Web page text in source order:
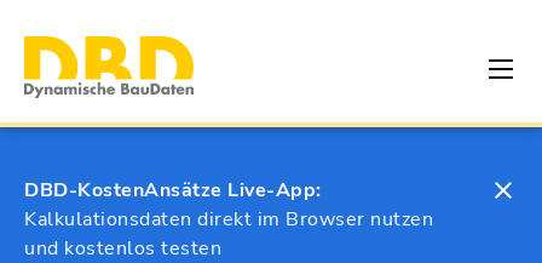
DBD-KostenAnsätze Live-App:
Kalkulationsdaten direkt im Browser nutzen
und kostenlos testen